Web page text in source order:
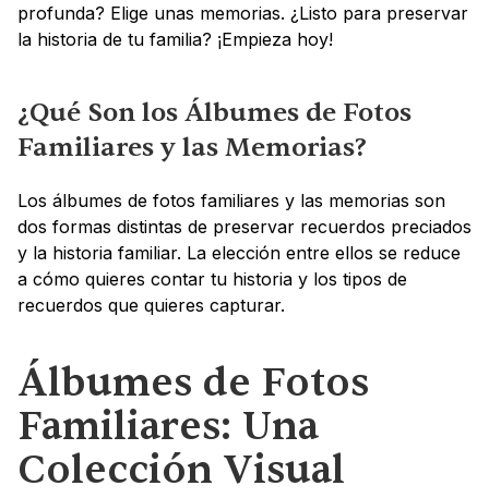
profunda? Elige unas memorias. ¿Listo para preservar
la historia de tu familia? ¡Empieza hoy!
¿Qué Son los Álbumes de Fotos
Familiares y las Memorias?
Los álbumes de fotos familiares y las memorias son
dos formas distintas de preservar recuerdos preciados
y la historia familiar. La elección entre ellos se reduce
a cómo quieres contar tu historia y los tipos de
recuerdos que quieres capturar.
Álbumes de Fotos
Familiares: Una
Colección Visual